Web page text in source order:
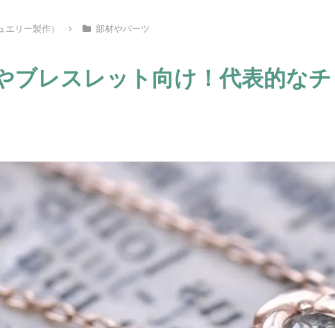
エリー製作） 部材やパーツ
ブレスレット向け！代表的な